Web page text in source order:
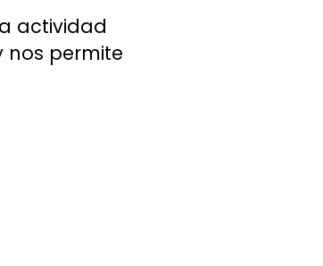
actividad
nos permite